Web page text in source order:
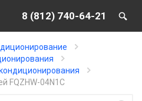
8 (812) 740-64-21
FQZHW-04N1C